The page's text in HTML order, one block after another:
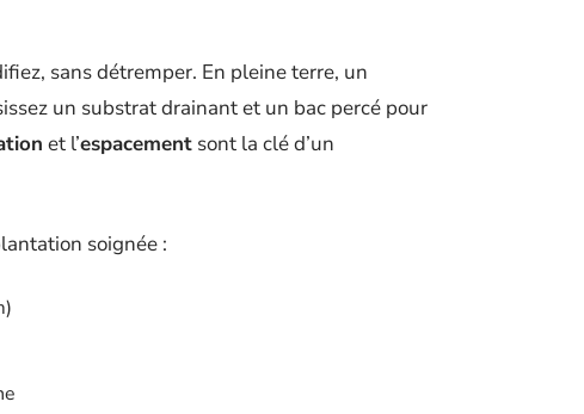
sans détremper. En pleine terre, un
un substrat drainant et un bac percé pour
et l’espacement sont la clé d’un
soignée :